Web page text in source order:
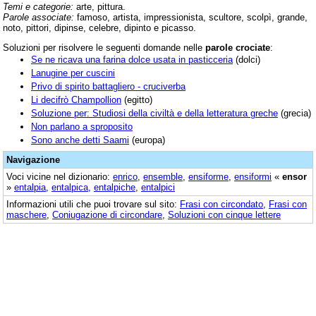
Temi e categorie: arte, pittura.
Parole associate: famoso, artista, impressionista, scultore, scolpì, grande,
noto, pittori, dipinse, celebre, dipinto e picasso.
Soluzioni per risolvere le seguenti domande nelle parole crociate:
Se ne ricava una farina dolce usata in pasticceria (dolci)
Lanugine per cuscini
Privo di spirito battagliero - cruciverba
Li decifrò Champollion (egitto)
Soluzione per: Studiosi della civiltà e della letteratura greche (grecia)
Non parlano a sproposito
Sono anche detti Saami (europa)
Navigazione
Voci vicine nel dizionario: enrico ensemble ensiforme ensiformi « ensor
» entalpia entalpica entalpiche entalpici
Informazioni utili che puoi trovare sul sito: Frasi con circondato Frasi con
maschere Coniugazione di circondare Soluzioni con cinque lettere